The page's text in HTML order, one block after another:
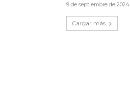
9 de septiembre de 2024
Cargar más